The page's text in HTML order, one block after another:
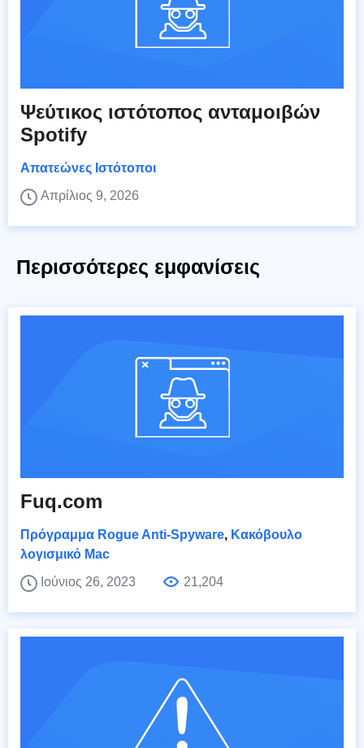
Ψεύτικος ιστότοπος ανταμοιβών
Spotify
Απατεώνες Ιστότοποι
Απρίλιος 9, 2026
Περισσότερες εμφανίσεις
Fuq.com
Πρόγραμμα Rogue Anti-Spyware, Κακόβουλο
λογισμικό Mac
Ιούνιος 26, 2023
21,204